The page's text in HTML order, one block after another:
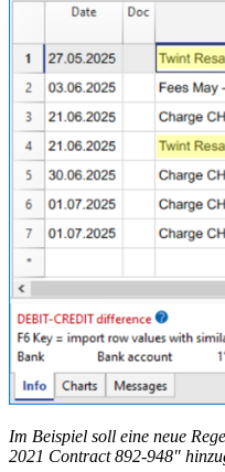
Im Beispiel soll eine neue
2021 Contract 892-948"